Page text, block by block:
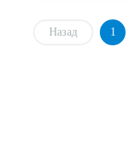
Назад 1